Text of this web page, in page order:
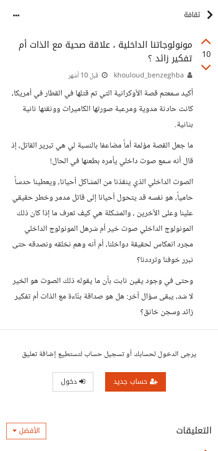
ثقافة
10
مونولوجاتنا الداخلية ، علاقة صحية مع الذات أم
تفكير زائد ؟
قبل 10 أشهر
أكيد سمعتم قصة الأوكرانية التي تم قتلها في القطار في أمريكا،
كانت حادثة مدوية ومرعبة صورتها الكاميرات ووثقتها ثانية
بثانية.
ما جعل القصة مؤلمة أماً مضاعفا بالنسبة لي هي تبرير القاتل، إذ
قال أنه سمع صوت داخلي يأمره بطعنها في الحال!
الصوت الداخلي الذي ينقذنا من المشاكل أحيانا، ويعطينا حدساً
حامياً، هو نفسه قد يتحول أحيانا إلى قاتل مدمر وخطر حقيقي
علينا وعلى الآخرين ، والمشكلة هي كيف تعرف ما إذا كان ذلك
المونولوج الداخلي صوت خير أم شرهل المونولوج الداخلي
مجرد انعكاس لحقيقة دواخلنا، أم أنه وهم نخلقه ونصدقه حتى
نبرر خوفنا وترددنا؟
وحتى في وجود يقين ثابت بأن ما يقوله ذلك الصوت هو الخير
لا شد، يبقى سؤال أخر: هل هو صداقة بنّاءة مع الذات أم تفكير
زائد وسجن خانق؟
يرجى الدخول لحسابك أو تسجيل حساب لتستطيع إضافة تعليق
حساب جديد دخول
التعليقات الأفضل